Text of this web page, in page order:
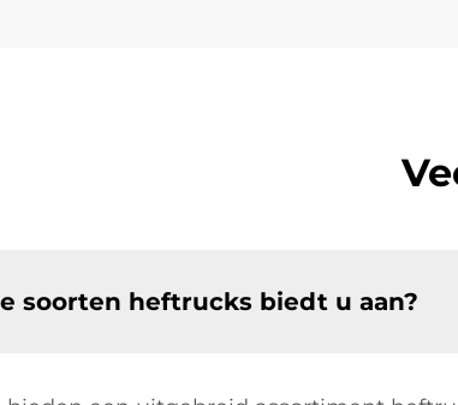
soorten heftrucks biedt u aan?